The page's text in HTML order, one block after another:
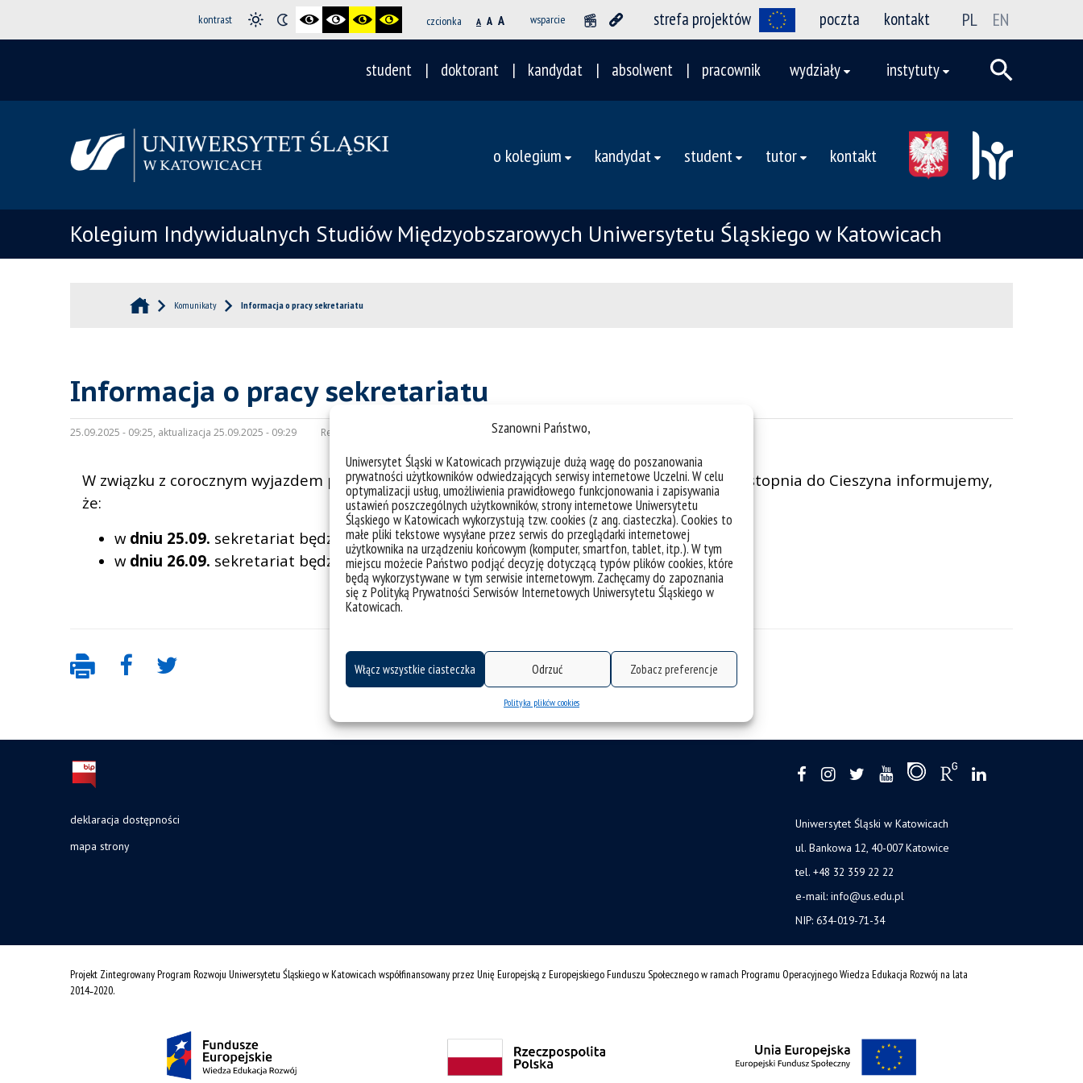
Szanowni Państwo,
Uniwersytet Śląski w Katowicach przywiązuje dużą wagę do poszanowania
prywatności użytkowników odwiedzających serwisy internetowe Uczelni. W celu
optymalizacji usług, umożliwienia prawidłowego funkcjonowania i zapisywania
ustawień poszczególnych użytkowników, strony internetowe Uniwersytetu
Śląskiego w Katowicach wykorzystują tzw. cookies (z ang. ciasteczka). Cookies to
małe pliki tekstowe wysyłane przez serwis do przeglądarki internetowej
użytkownika na urządzeniu końcowym (komputer, smartfon, tablet, itp.). W tym
miejscu możecie Państwo podjąć decyzję dotyczącą typów plików cookies, które
będą wykorzystywane w tym serwisie internetowym. Zachęcamy do zapoznania
się z Polityką Prywatności Serwisów Internetowych Uniwersytetu Śląskiego w
Katowicach.
Włącz wszystkie ciasteczka Odrzuć Zobacz preferencje
Polityka plików cookies
kontrast czcionka A A A wsparcie strefa projektów poczta kontakt PL EN
student doktorant kandydat absolwent pracownik wydziały instytuty
o kolegium kandydat student tutor kontakt
Kolegium Indywidualnych Studiów Międzyobszarowych Uniwersytetu Śląskiego w Katowicach
Komunikaty Informacja o pracy sekretariatu
Informacja o pracy sekretariatu
25.09.2025 - 09:25, aktualizacja 25.09.2025 - 09:29 Redakcja:
W związku z corocznym wyjazdem pracowników Kolegium wraz ze studentami I rok studiów I stopnia do Cieszyna informujemy,
że:
wdniu 25.09. sekretariat będzie czynnydo godziny 12:00,
wdniu 26.09. sekretariat będzienieczynny.
deklaracja dostępności
mapa strony
Uniwersytet Śląski w Katowicach
ul. Bankowa 12, 40-007 Katowice
tel. +48 32 359 22 22
e-mail: info@us.edu.pl
NIP: 634-019-71-34
Projekt Zintegrowany Program Rozwoju Uniwersytetu Śląskiego w Katowicach współfinansowany przez Unię Europejską z Europejskiego Funduszu Społecznego w ramach Programu Operacyjnego Wiedza Edukacja Rozwój na lata
2014˗2020.